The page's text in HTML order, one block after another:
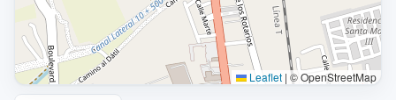
Leaflet | © OpenStreetMap